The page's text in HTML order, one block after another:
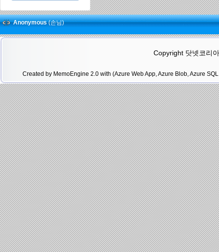
Anonymous(손님)
Copyright 닷넷코리
Created by MemoEngine 2.0 with (Azure Web App, Azure Blob, Azure